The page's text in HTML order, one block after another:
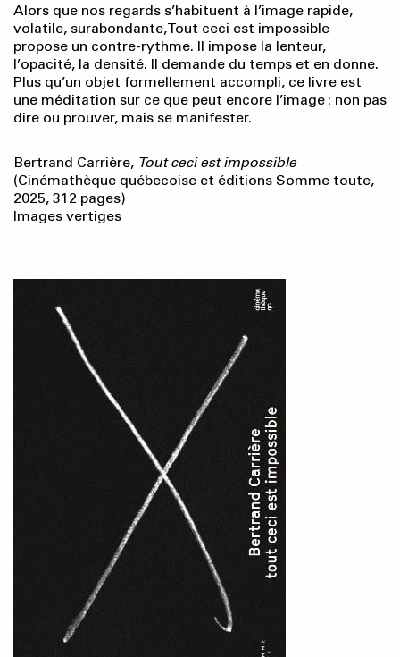
Alors que nos regards s’habituent à l’image rapide,
volatile, surabondante, Tout ceci est impossible
propose un contre-rythme. Il impose la lenteur,
l’opacité, la densité. Il demande du temps et en donne.
Plus qu’un objet formellement accompli, ce livre est
une méditation sur ce que peut encore l’image : non pas
dire ou prouver, mais se manifester.
Bertrand Carrière, Tout ceci est impossible
(Cinémathèque québecoise et éditions Somme toute,
2025, 312 pages)
Images vertiges